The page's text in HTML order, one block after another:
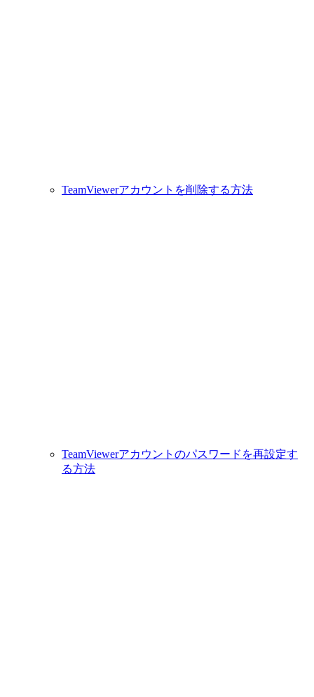
TeamViewerアカウントを削除する方法
TeamViewerアカウントのパスワードを再設定す
る方法